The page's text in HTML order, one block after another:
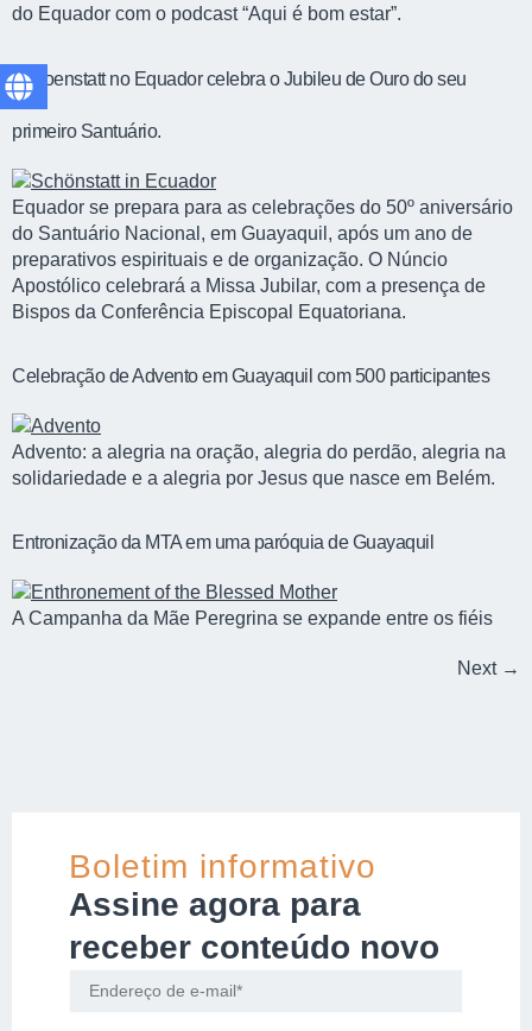
do Equador com o podcast “Aqui é bom estar”.
Schoenstatt no Equador celebra o Jubileu de Ouro do seu
primeiro Santuário.
Equador se prepara para as celebrações do 50º aniversário
do Santuário Nacional, em Guayaquil, após um ano de
preparativos espirituais e de organização. O Núncio
Apostólico celebrará a Missa Jubilar, com a presença de
Bispos da Conferência Episcopal Equatoriana.
Celebração de Advento em Guayaquil com 500 participantes
Advento: a alegria na oração, alegria do perdão, alegria na
solidariedade e a alegria por Jesus que nasce em Belém.
Entronização da MTA em uma paróquia de Guayaquil
A Campanha da Mãe Peregrina se expande entre os fiéis
Next →
Boletim informativo
Assine agora para
receber conteúdo novo